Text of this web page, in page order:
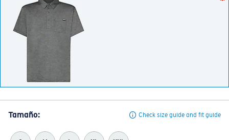
Tamaño: Check size guide and fit guide